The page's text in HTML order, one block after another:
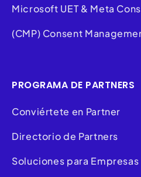
Microsoft UET & Meta
(CMP) Consent
PROGRAMA DE PARTNERS
Conviértete en Partner
Directorio de Partners
Soluciones para Empresas